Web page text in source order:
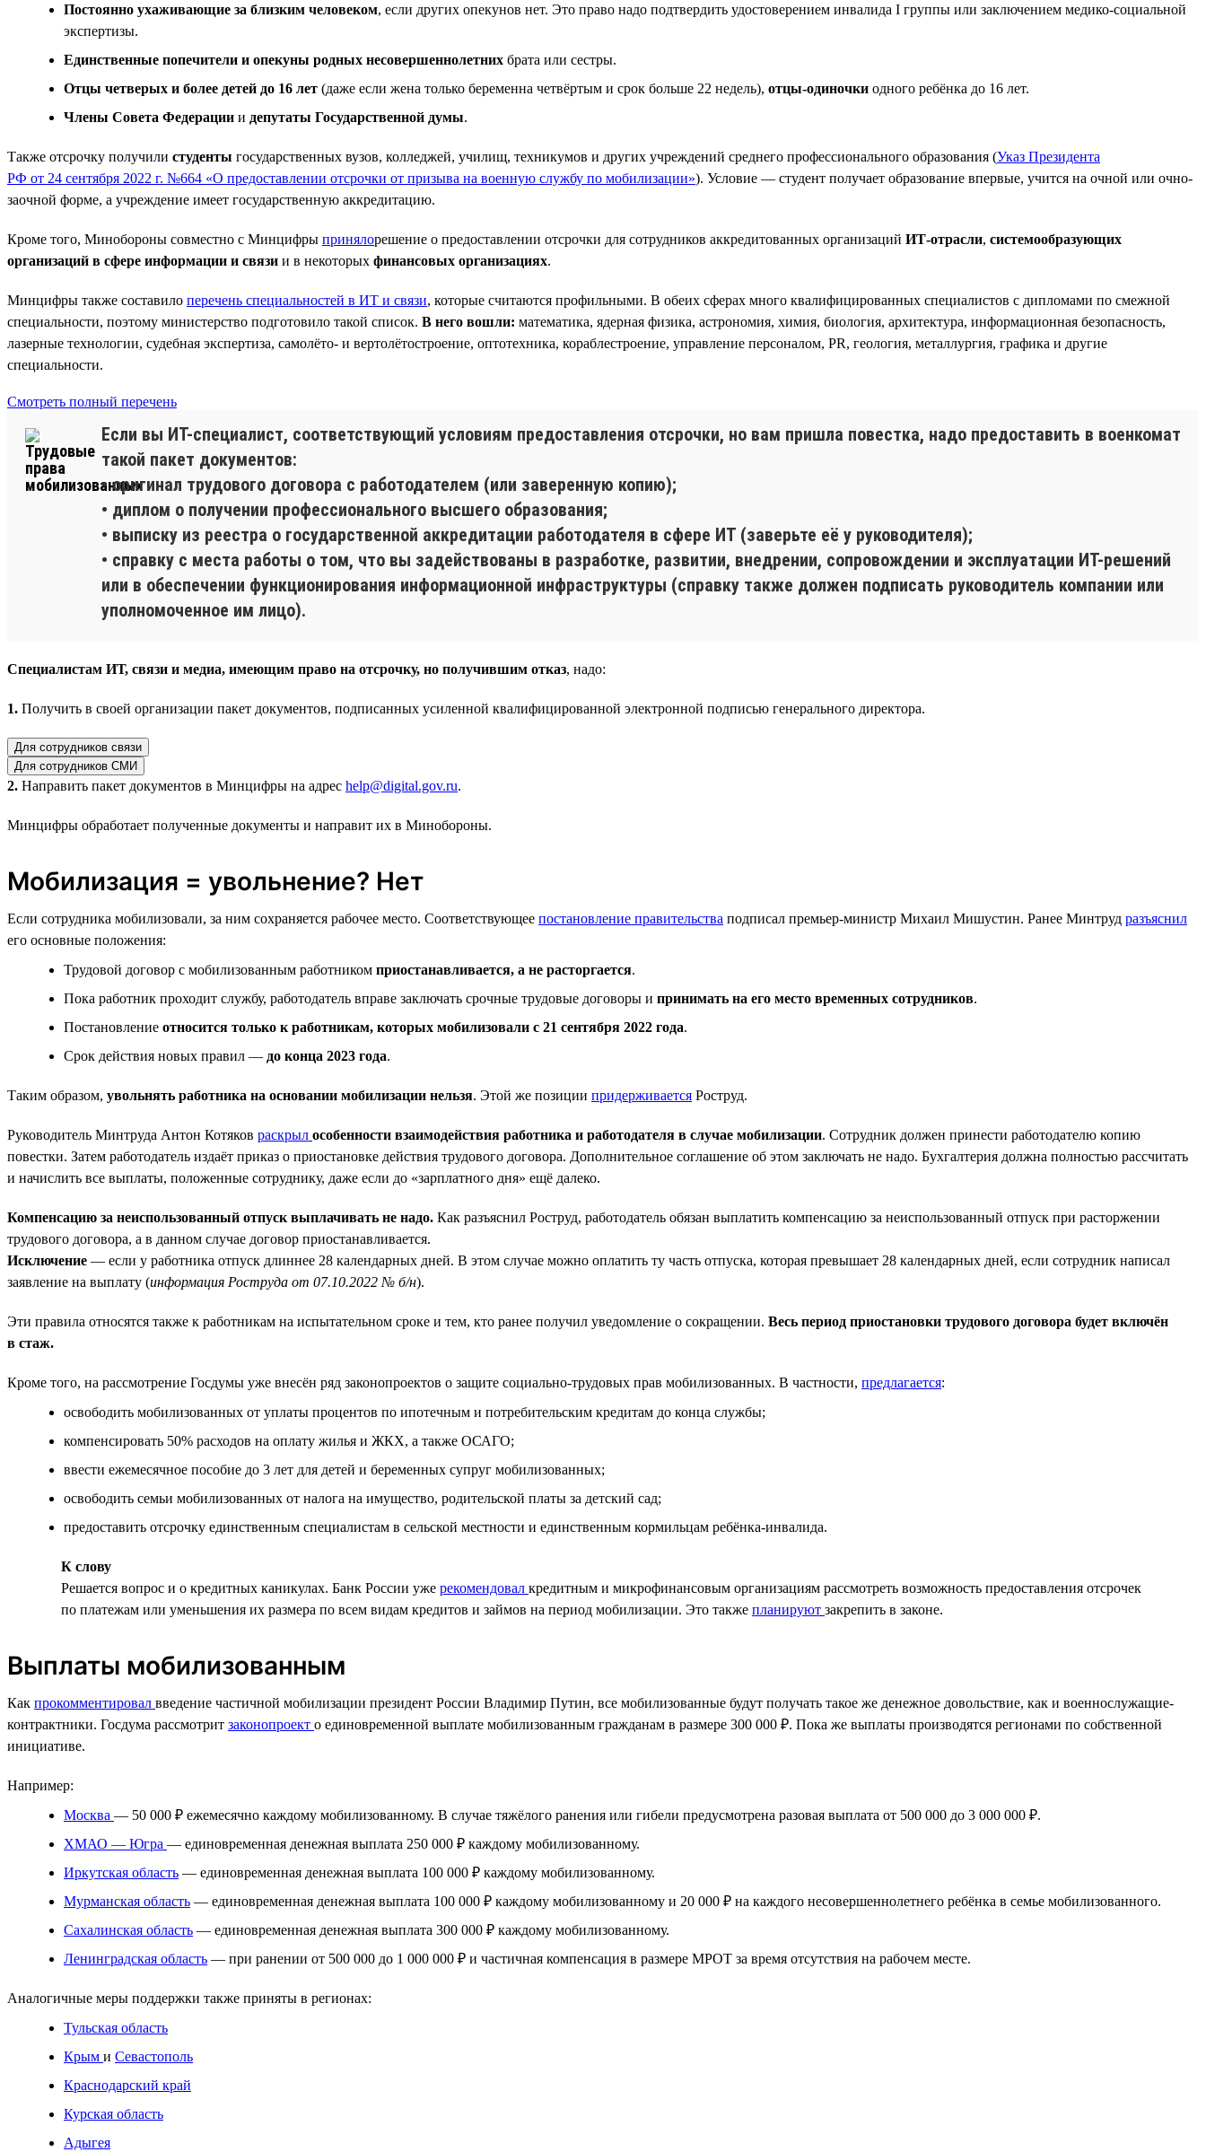
Постоянно ухаживающие за близким человеком, если других опекунов нет. Это право надо подтвердить удостоверением инвалида I группы или заключением медико-социальной
экспертизы.
Единственные попечители и опекуны родных несовершеннолетних брата или сестры.
Отцы четверых и более детей до 16 лет (даже если жена только беременна четвёртым и срок больше 22 недель), отцы-одиночки одного ребёнка до 16 лет.
Члены Совета Федерации и депутаты Государственной думы.
Также отсрочку получили студенты государственных вузов, колледжей, училищ, техникумов и других учреждений среднего профессионального образования (Указ Президента
РФ от 24 сентября 2022 г. №664 «О предоставлении отсрочки от призыва на военную службу по мобилизации»). Условие — студент получает образование впервые, учится на очной или очно-
заочной форме, а учреждение имеет государственную аккредитацию.
Кроме того, Минобороны совместно с Минцифры принялорешение о предоставлении отсрочки для сотрудников аккредитованных организаций ИТ-отрасли, системообразующих
организаций в сфере информации и связи и в некоторых финансовых организациях.
Минцифры также составило перечень специальностей в ИТ и связи, которые считаются профильными. В обеих сферах много квалифицированных специалистов с дипломами по смежной
специальности, поэтому министерство подготовило такой список. В него вошли: математика, ядерная физика, астрономия, химия, биология, архитектура, информационная безопасность,
лазерные технологии, судебная экспертиза, самолёто- и вертолётостроение, оптотехника, кораблестроение, управление персоналом, PR, геология, металлургия, графика и другие
специальности.
Смотреть полный перечень
Если вы ИТ-специалист, соответствующий условиям предоставления отсрочки, но вам пришла повестка, надо предоставить в военкомат
такой пакет документов:
• оригинал трудового договора с работодателем (или заверенную копию);
• диплом о получении профессионального высшего образования;
• выписку из реестра о государственной аккредитации работодателя в сфере ИТ (заверьте её у руководителя);
• справку с места работы о том, что вы задействованы в разработке, развитии, внедрении, сопровождении и эксплуатации ИТ-решений
или в обеспечении функционирования информационной инфраструктуры (справку также должен подписать руководитель компании или
уполномоченное им лицо).
Специалистам ИТ, связи и медиа, имеющим право на отсрочку, но получившим отказ, надо:
1. Получить в своей организации пакет документов, подписанных усиленной квалифицированной электронной подписью генерального директора.
Для сотрудников связи
Для сотрудников СМИ
2. Направить пакет документов в Минцифры на адрес help@digital.gov.ru.
Минцифры обработает полученные документы и направит их в Минобороны.
Мобилизация = увольнение? Нет
Если сотрудника мобилизовали, за ним сохраняется рабочее место. Соответствующее постановление правительства подписал премьер-министр Михаил Мишустин. Ранее Минтруд разъяснил
его основные положения:
Трудовой договор с мобилизованным работником приостанавливается, а не расторгается.
Пока работник проходит службу, работодатель вправе заключать срочные трудовые договоры и принимать на его место временных сотрудников.
Постановление относится только к работникам, которых мобилизовали с 21 сентября 2022 года.
Срок действия новых правил — до конца 2023 года.
Таким образом, увольнять работника на основании мобилизации нельзя. Этой же позиции придерживается Роструд.
Руководитель Минтруда Антон Котяков раскрыл особенности взаимодействия работника и работодателя в случае мобилизации. Сотрудник должен принести работодателю копию
повестки. Затем работодатель издаёт приказ о приостановке действия трудового договора. Дополнительное соглашение об этом заключать не надо. Бухгалтерия должна полностью рассчитать
и начислить все выплаты, положенные сотруднику, даже если до «зарплатного дня» ещё далеко.
Компенсацию за неиспользованный отпуск выплачивать не надо. Как разъяснил Роструд, работодатель обязан выплатить компенсацию за неиспользованный отпуск при расторжении
трудового договора, а в данном случае договор приостанавливается.
Исключение — если у работника отпуск длиннее 28 календарных дней. В этом случае можно оплатить ту часть отпуска, которая превышает 28 календарных дней, если сотрудник написал
заявление на выплату (информация Роструда от 07.10.2022 № б/н).
Эти правила относятся также к работникам на испытательном сроке и тем, кто ранее получил уведомление о сокращении. Весь период приостановки трудового договора будет включён
в стаж.
Кроме того, на рассмотрение Госдумы уже внесён ряд законопроектов о защите социально-трудовых прав мобилизованных. В частности, предлагается:
освободить мобилизованных от уплаты процентов по ипотечным и потребительским кредитам до конца службы;
компенсировать 50% расходов на оплату жилья и ЖКХ, а также ОСАГО;
ввести ежемесячное пособие до 3 лет для детей и беременных супруг мобилизованных;
освободить семьи мобилизованных от налога на имущество, родительской платы за детский сад;
предоставить отсрочку единственным специалистам в сельской местности и единственным кормильцам ребёнка-инвалида.
К слову
Решается вопрос и о кредитных каникулах. Банк России уже рекомендовал кредитным и микрофинансовым организациям рассмотреть возможность предоставления отсрочек
по платежам или уменьшения их размера по всем видам кредитов и займов на период мобилизации. Это также планируют закрепить в законе.
Выплаты мобилизованным
Как прокомментировал введение частичной мобилизации президент России Владимир Путин, все мобилизованные будут получать такое же денежное довольствие, как и военнослужащие-
контрактники. Госдума рассмотрит законопроект о единовременной выплате мобилизованным гражданам в размере 300 000 ₽. Пока же выплаты производятся регионами по собственной
инициативе.
Например:
Москва — 50 000 ₽ ежемесячно каждому мобилизованному. В случае тяжёлого ранения или гибели предусмотрена разовая выплата от 500 000 до 3 000 000 ₽.
ХМАО — Югра — единовременная денежная выплата 250 000 ₽ каждому мобилизованному.
Иркутская область — единовременная денежная выплата 100 000 ₽ каждому мобилизованному.
Мурманская область — единовременная денежная выплата 100 000 ₽ каждому мобилизованному и 20 000 ₽ на каждого несовершеннолетнего ребёнка в семье мобилизованного.
Сахалинская область — единовременная денежная выплата 300 000 ₽ каждому мобилизованному.
Ленинградская область — при ранении от 500 000 до 1 000 000 ₽ и частичная компенсация в размере МРОТ за время отсутствия на рабочем месте.
Аналогичные меры поддержки также приняты в регионах:
Тульская область
Крым и Севастополь
Краснодарский край
Курская область
Адыгея